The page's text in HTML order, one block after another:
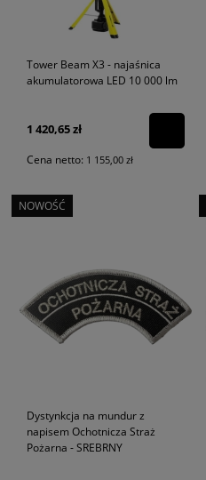
Tower Beam X3 - najaśnica
akumulatorowa LED 10 000 lm
1 420,65 zł
Cena netto: 1 155,00 zł
Dystynkcja na mundur z
napisem Ochotnicza Straż
Pożarna - SREBRNY
NOWOŚĆ